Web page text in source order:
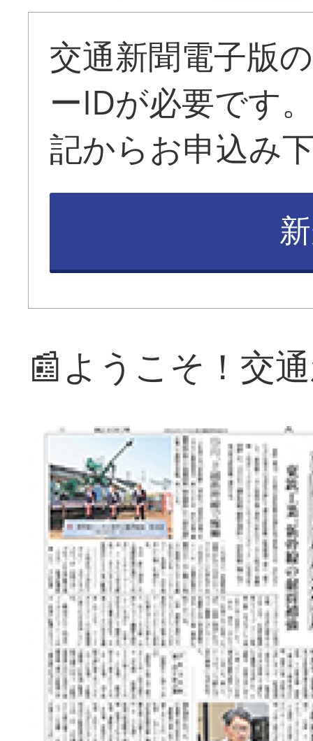
交通新聞電子版
ーIDが必要です
記からお申込み
📰ようこそ！交